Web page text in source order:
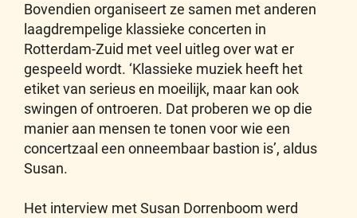
Bovendien organiseert ze samen met anderen
laagdrempelige klassieke concerten in
Rotterdam-Zuid met veel uitleg over wat er
gespeeld wordt. ‘Klassieke muziek heeft het
etiket van serieus en moeilijk, maar kan ook
swingen of ontroeren. Dat proberen we op die
manier aan mensen te tonen voor wie een
concertzaal een onneembaar bastion is’, aldus
Susan.
Het interview met Susan Dorrenboom werd